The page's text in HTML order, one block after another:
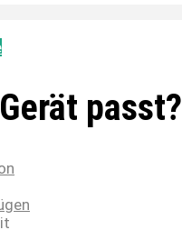
passt?